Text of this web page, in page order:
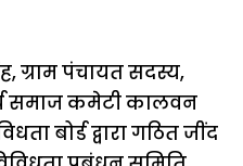
ग्राम पंचायत सदस्य,
समाज कमेटी कालवन
बोर्ड द्वारा गठित जींद